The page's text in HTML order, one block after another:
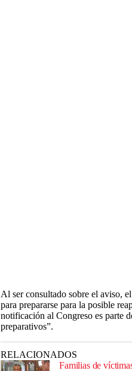
Al ser consultado sobre el aviso,
para prepararse para la posible
notificación al Congreso es parte
preparativos”.
RELACIONADOS
Familias de